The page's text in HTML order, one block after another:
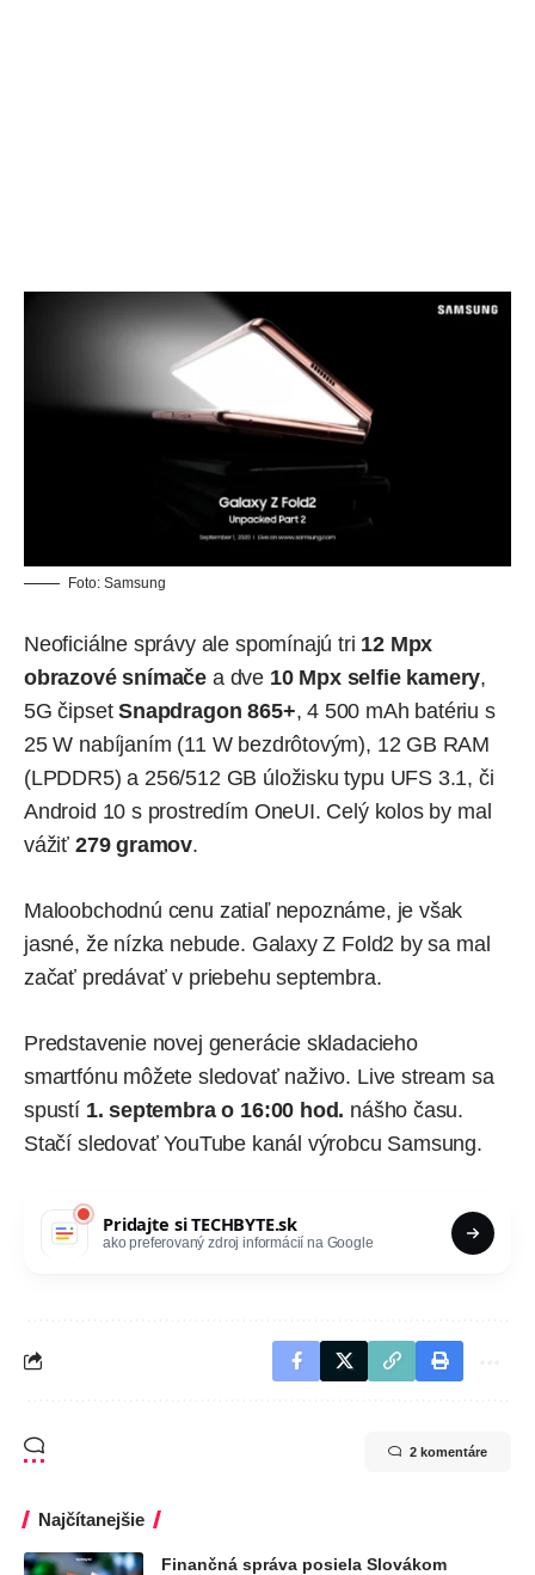
Foto: Samsung
Neoficiálne správy ale spomínajú tri 12 Mpx
obrazové snímače a dve 10 Mpx selfie kamery,
5G čipsetSnapdragon 865+, 4 500 mAh batériu s
25 W nabíjaním (11 W bezdrôtovým), 12 GB RAM
(LPDDR5) a 256/512 GB úložisku typu UFS 3.1, či
Android 10 s prostredím OneUI. Celý kolos by mal
vážiť 279 gramov.
Maloobchodnú cenu zatiaľ nepoznáme, je však
jasné, že nízka nebude. Galaxy Z Fold2 by sa mal
začať predávať v priebehu septembra.
Predstavenie novej generácie skladacieho
smartfónu môžete sledovať naživo. Live stream sa
spustí 1. septembra o 16:00 hod. nášho času.
Stačí sledovaťYouTube kanál výrobcu Samsung.
Pridajte siTECHBYTE.sk
ako preferovaný zdroj informácií na Google
2 komentáre
Najčítanejšie
Finančná správa posiela Slovákom